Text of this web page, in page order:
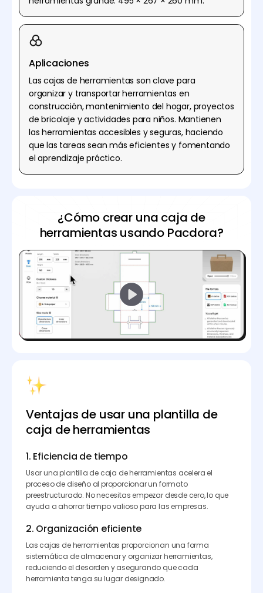
Aplicaciones
Las cajas de herramientas son clave para
organizar y transportar herramientas en
construcción, mantenimiento del hogar, proyectos
de bricolaje y actividades para niños. Mantienen
las herramientas accesibles y seguras, haciendo
que las tareas sean más eficientes y fomentando
el aprendizaje práctico.
¿Cómo crear una caja de
herramientas usando Pacdora?
Ventajas de usar una plantilla de
caja de herramientas
1. Eficiencia de tiempo
Usar una plantilla de caja de herramientas acelera el
proceso de diseño al proporcionar un formato
preestructurado. No necesitas empezar desde cero, lo que
ayuda a ahorrar tiempo valioso para las empresas.
2. Organización eficiente
Las cajas de herramientas proporcionan una forma
sistemática de almacenar y organizar herramientas,
reduciendo el desorden y asegurando que cada
herramienta tenga su lugar designado.